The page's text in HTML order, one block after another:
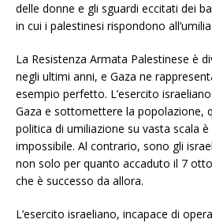
delle donne e gli sguardi eccitati dei
in cui i palestinesi rispondono
La Resistenza Armata Palestinese è
negli ultimi anni, e Gaza ne
esempio perfetto. L’esercito
Gaza e sottomettere la popolazione,
politica di umiliazione su vasta scala
impossibile. Al contrario, sono gli
non solo per quanto accaduto il 7
che è successo da allora.
L’esercito israeliano, incapace di